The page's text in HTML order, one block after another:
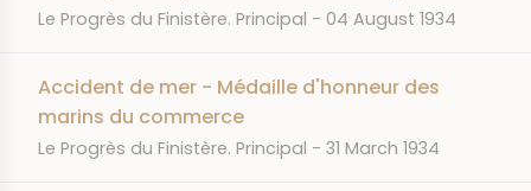
JOURNAL
Le Progrès du Finistère. Principal DATE
04 August 1934
Accident de mer - Médaille d'honneur des
marins du commerce
JOURNAL
Le Progrès du Finistère. Principal DATE
31 March 1934